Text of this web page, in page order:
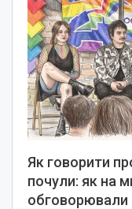
Як говорити
почули: як на
обговорювали